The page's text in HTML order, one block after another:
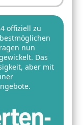
offiziell zu
nun
Das
aber mit